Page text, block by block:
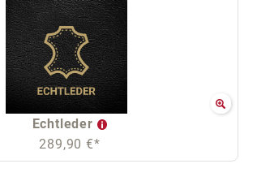
Echtleder
289,90 €*